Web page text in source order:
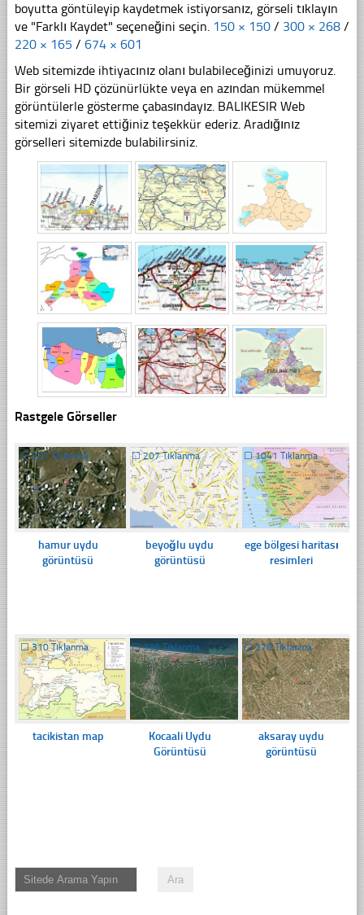
boyutta göntüleyip kaydetmek istiyorsanız, görseli tıklayın
ve "Farklı Kaydet" seçeneğini seçin. 150 × 150 / 300 × 268 /
220 × 165 / 674 × 601
Web sitemizde ihtiyacınız olanı bulabileceğinizi umuyoruz.
Bir görseli HD çözünürlükte veya en azından mükemmel
görüntülerle gösterme çabasındayız. BALIKESIR Web
sitemizi ziyaret ettiğiniz teşekkür ederiz. Aradığınız
görselleri sitemizde bulabilirsiniz.
Rastgele Görseller
☐231 Tıklanma
hamur uydu
görüntüsü
☐207 Tıklanma
beyoğlu uydu
görüntüsü
☐1041 Tıklanma
ege bölgesi haritası
resimleri
☐310 Tıklanma
tacikistan map
☐336 Tıklanma
Kocaali Uydu
Görüntüsü
☐276 Tıklanma
aksaray uydu
görüntüsü